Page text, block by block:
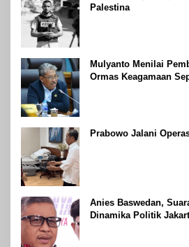
Palestina
Mulyanto Menilai
Ormas Keagamaan
Prabowo Jalani
Anies Baswedan,
Dinamika Politik